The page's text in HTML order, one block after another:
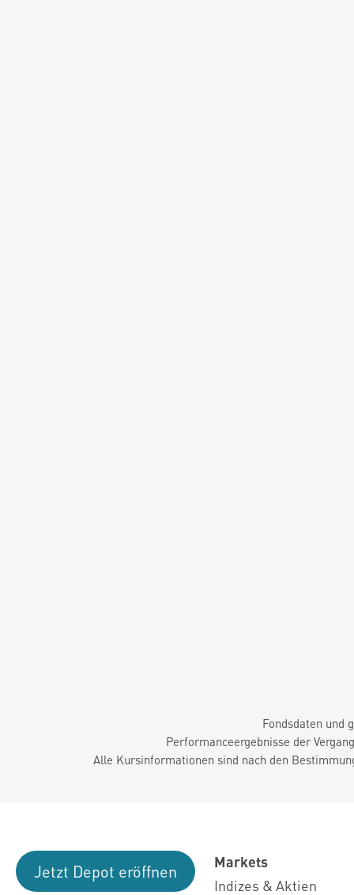
Fondsdaten und
Performanceergebnisse der
Alle Kursinformationen sind nach den
Jetzt Depot eröffnen
Markets
Indizes & Aktien